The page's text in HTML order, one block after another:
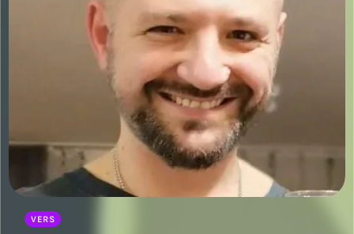
VERS